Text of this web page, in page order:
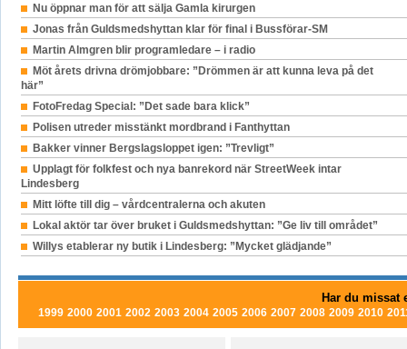
Nu öppnar man för att sälja Gamla kirurgen
Jonas från Guldsmedshyttan klar för final i Bussförar-SM
Martin Almgren blir programledare – i radio
Möt årets drivna drömjobbare: ”Drömmen är att kunna leva på det
här”
FotoFredag Special: ”Det sade bara klick”
Polisen utreder misstänkt mordbrand i Fanthyttan
Bakker vinner Bergslagsloppet igen: ”Trevligt”
Upplagt för folkfest och nya banrekord när StreetWeek intar
Lindesberg
Mitt löfte till dig – vårdcentralerna och akuten
Lokal aktör tar över bruket i Guldsmedshyttan: ”Ge liv till området”
Willys etablerar ny butik i Lindesberg: ”Mycket glädjande”
Har du missat
1999 2000 2001 2002 2003 2004 2005 2006 2007 2008 2009 2010